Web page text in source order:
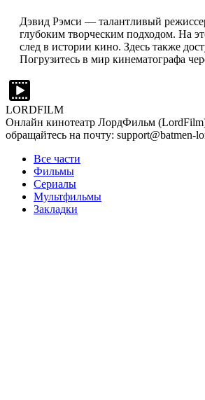
Дэвид Рэмси — талантливый
глубоким творческим подходом. На
след в истории кино. Здесь также
Погрузитесь в мир кинематографа
LORDFILM
Онлайн кинотеатр ЛордФильм
обращайтесь на почту: support@batmen-
Все части
Фильмы
Сериалы
Мультфильмы
Закладки